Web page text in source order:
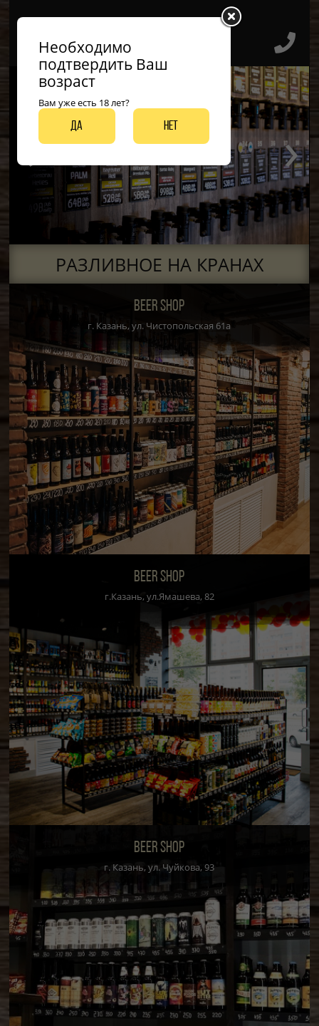
‹ ›
РАЗЛИВНОЕ НА КРАНАХ
BEER SHOP
г. Казань, ул. Чистопольская 61а
BEER SHOP
г.Казань, ул.Ямашева, 82
BEER SHOP
г. Казань, ул. Чуйкова, 93
Необходимо
подтвердить Ваш
возраст
Вам уже есть 18 лет?
Да Нет